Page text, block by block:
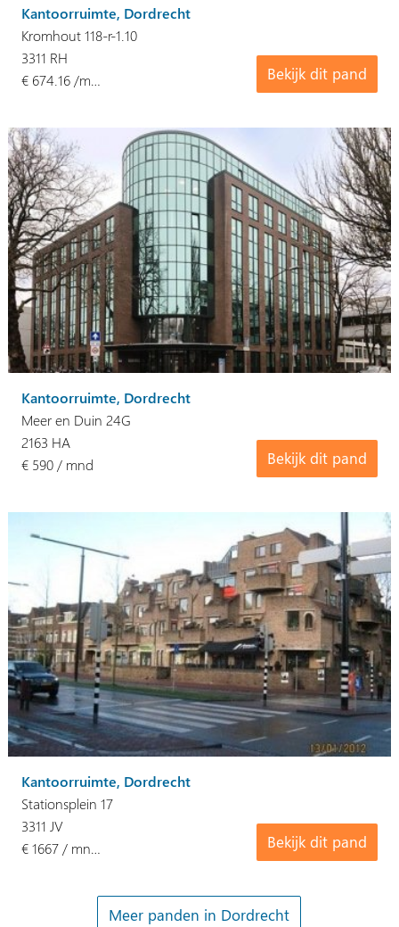
Kantoorruimte, Dordrecht
Kromhout 118-r-1.10
Bekijk dit pand
3311 RH
€ 674.16 /m…
Kantoorruimte, Dordrecht
Meer en Duin 24G
Bekijk dit pand
2163 HA
€ 590 / mnd
Kantoorruimte, Dordrecht
Stationsplein 17
Bekijk dit pand
3311 JV
€ 1667 / mn…
Meer panden in Dordrecht